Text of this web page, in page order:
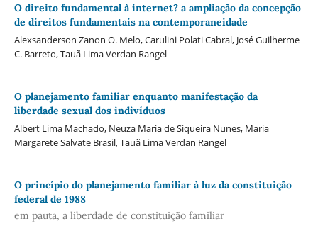
O direito fundamental à internet? a ampliação da concepção
de direitos fundamentais na contemporaneidade
Alexsanderson Zanon O. Melo, Carulini Polati Cabral, José Guilherme
C. Barreto, Tauã Lima Verdan Rangel
O planejamento familiar enquanto manifestação da
liberdade sexual dos indivíduos
Albert Lima Machado, Neuza Maria de Siqueira Nunes, Maria
Margarete Salvate Brasil, Tauã Lima Verdan Rangel
O princípio do planejamento familiar à luz da constituição
federal de 1988
em pauta, a liberdade de constituição familiar